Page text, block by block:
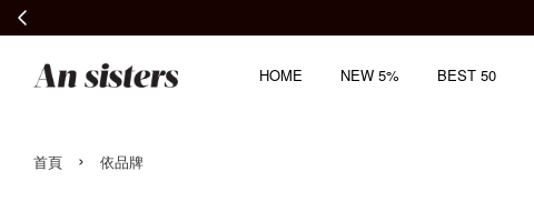
HOME NEW 5% BEST 50
首頁 › 依品牌